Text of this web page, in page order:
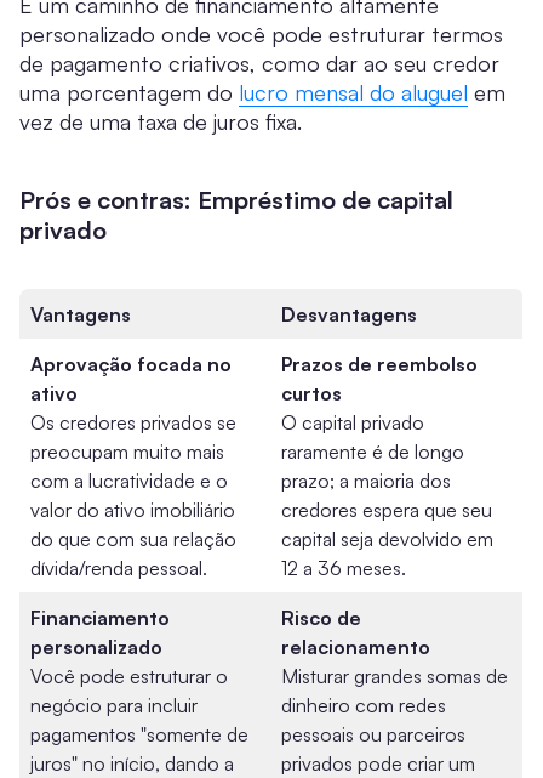
É um caminho de financiamento altamente
personalizado onde você pode estruturar termos
de pagamento criativos, como dar ao seu credor
uma porcentagem do lucro mensal do aluguel em
vez de uma taxa de juros fixa.
Prós e contras: Empréstimo de capital
privado
Vantagens Desvantagens
Aprovação focada no
ativo
Os credores privados se
preocupam muito mais
com a lucratividade e o
valor do ativo imobiliário
do que com sua relação
dívida/renda pessoal.
Prazos de reembolso
curtos
O capital privado
raramente é de longo
prazo; a maioria dos
credores espera que seu
capital seja devolvido em
12 a 36 meses.
Financiamento
personalizado
Você pode estruturar o
negócio para incluir
pagamentos "somente de
juros" no início, dando a
Risco de
relacionamento
Misturar grandes somas de
dinheiro com redes
pessoais ou parceiros
privados pode criar um